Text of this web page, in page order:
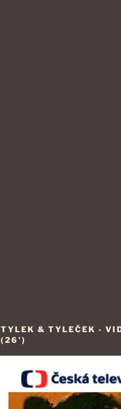
TYLEK & TYLEČEK -
(26')